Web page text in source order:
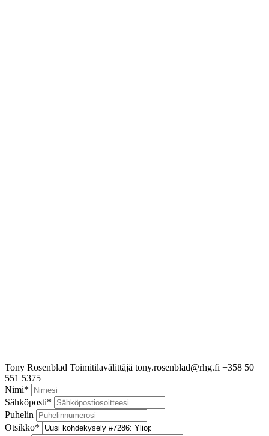
Tony Rosenblad Toimitilavälittäjä tony.rosenblad@rhg.fi +358 50
551 5375
Nimi*
Sähköposti*
Puhelin
Otsikko*